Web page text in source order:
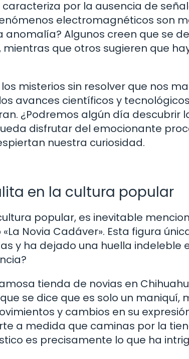
por la ausencia de
electromagnéticos son
anomalía? Algunos creen que se
que otros sugieren que
misterios sin resolver que nos
avances científicos y
¿Podremos algún día descubrir
disfrutar del emocionante
nuestra curiosidad.
en la cultura popular
popular, es inevitable
Novia Cadáver». Esta figura
y ha dejado una huella indeleble
tienda de novias en
se dice que es solo un maniquí,
y cambios en su
a medida que caminas por la
es precisamente lo que ha